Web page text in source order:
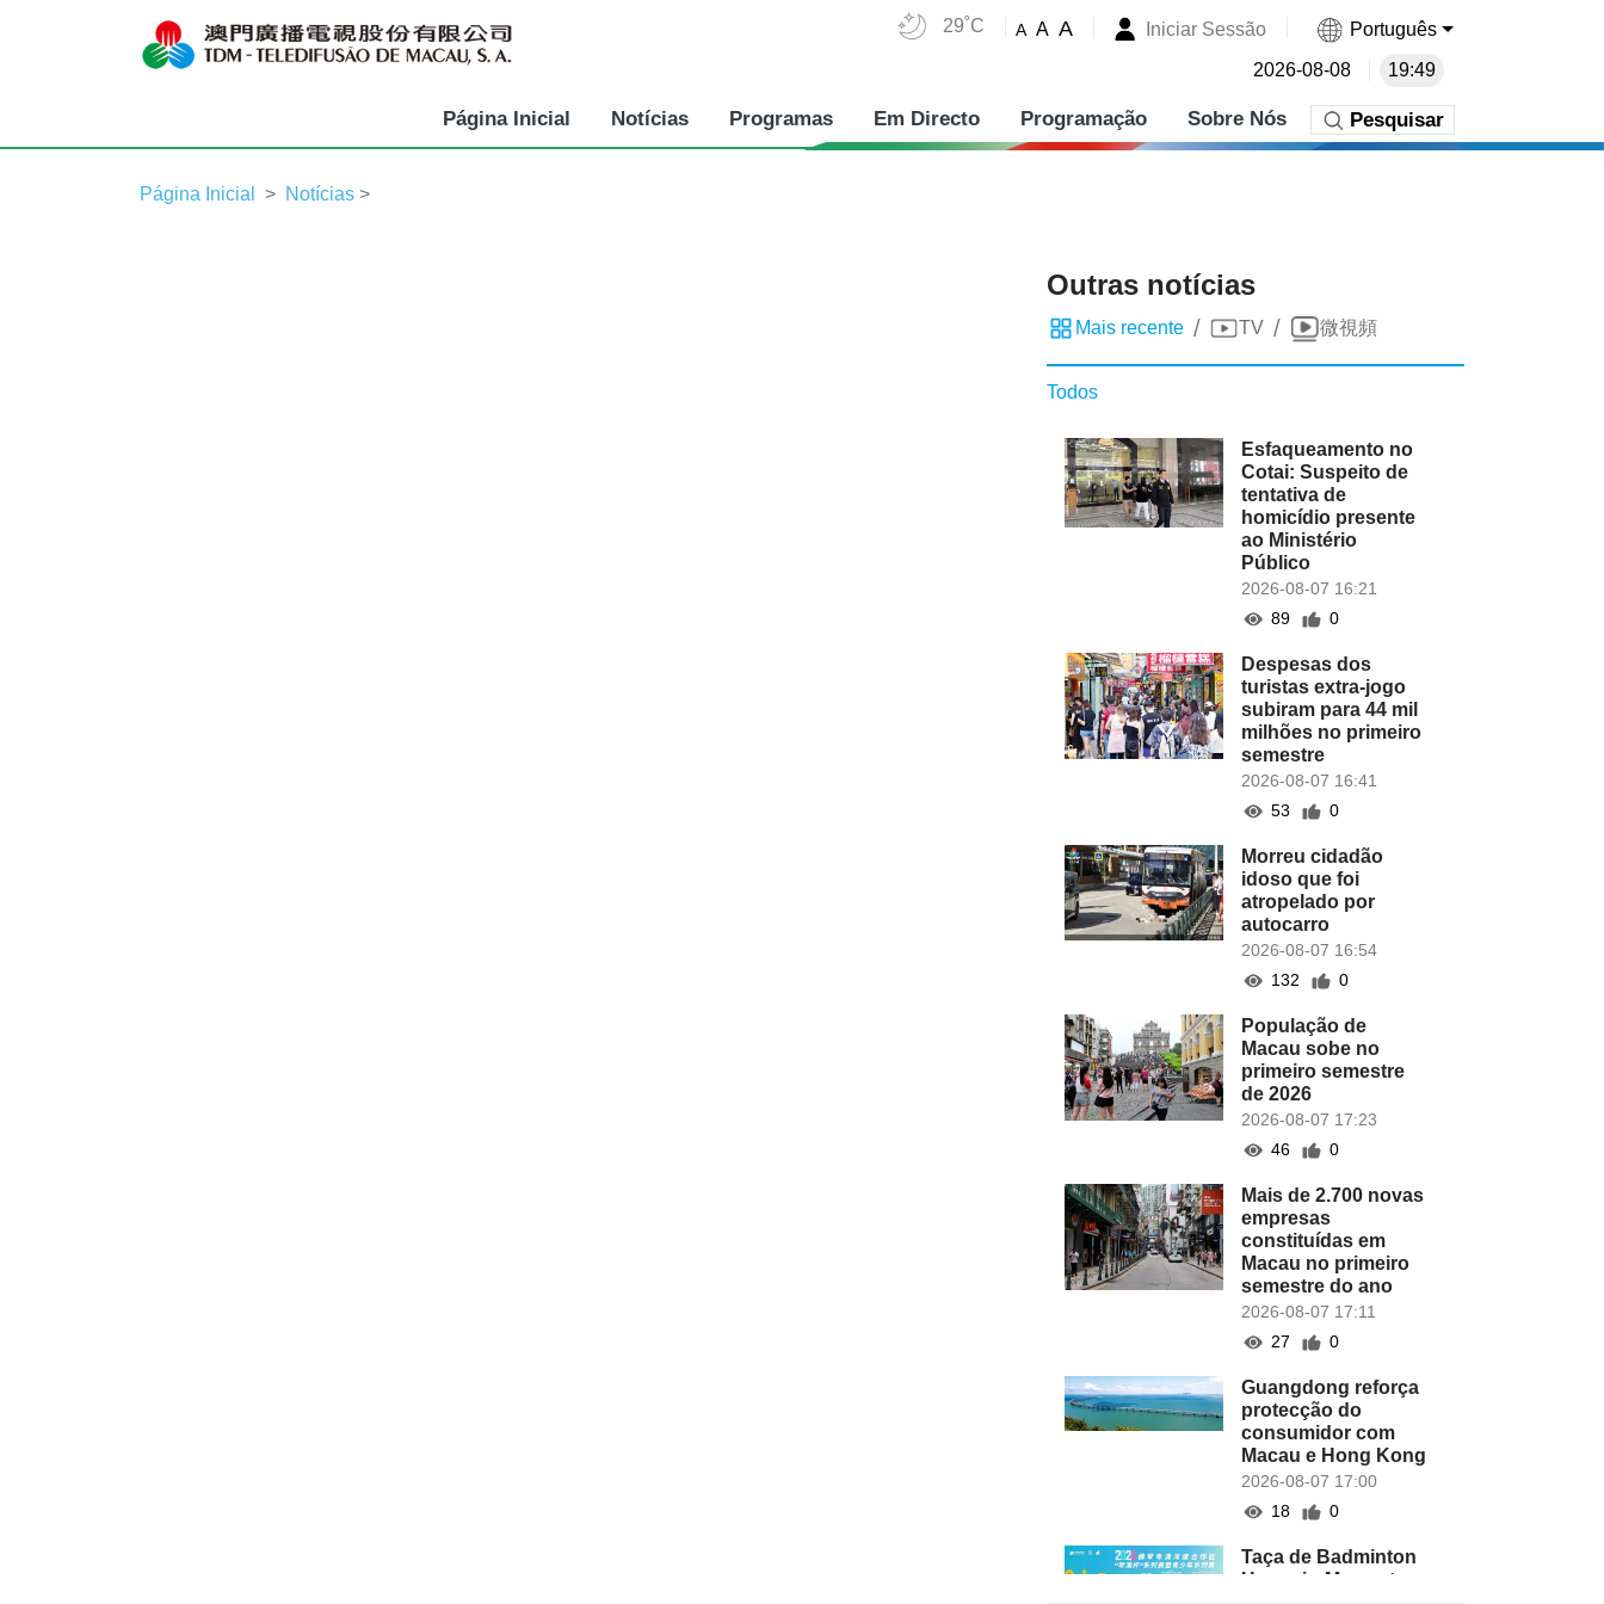
29˚C A A A Iniciar Sessão Português
2026-08-08 19:49
Página Inicial Notícias Programas Em Directo Programação Sobre Nós Pesquisar
Página Inicial Notícias >
Outras notícias
Mais recente / TV / 微視頻
Todos
Esfaqueamento no
Cotai: Suspeito de
tentativa de
homicídio presente
ao Ministério
Público
2026-08-07 16:21
89
0
Despesas dos
turistas extra-jogo
subiram para 44 mil
milhões no primeiro
semestre
2026-08-07 16:41
53
0
Morreu cidadão
idoso que foi
atropelado por
autocarro
2026-08-07 16:54
132
0
População de
Macau sobe no
primeiro semestre
de 2026
2026-08-07 17:23
46
0
Mais de 2.700 novas
empresas
constituídas em
Macau no primeiro
semestre do ano
2026-08-07 17:11
27
0
Guangdong reforça
protecção do
consumidor com
Macau e Hong Kong
2026-08-07 17:00
18
0
Taça de Badminton
Hengqin-Macau tem